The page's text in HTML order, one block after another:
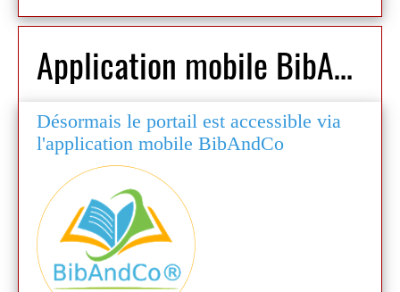
Application mobile BibAndCo
Désormais le portail est accessible via
l'application mobile BibAndCo